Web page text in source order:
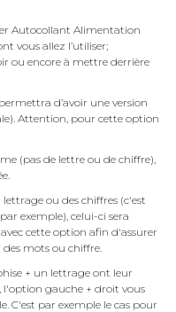
Autocollant Alimentation
vous allez l’utiliser;
ou encore à mettre derrière
d’avoir une version
Attention, pour cette option
(pas de lettre ou de chiffre),
ou des chiffres (c'est
exemple), celui-ci sera
cette option afin d'assurer
mots ou chiffre.
+ un lettrage ont leur
l'option gauche + droit vous
C'est par exemple le cas pour